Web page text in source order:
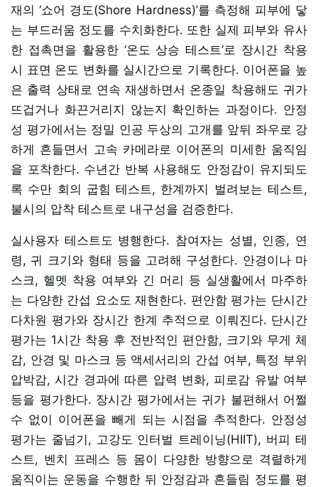
재의 ‘쇼어 경도(Shore Hardness)’를 측정해 피부에 닿
는 부드러움 정도를 수치화한다. 또한 실제 피부와 유사
한 접촉면을 활용한 ‘온도 상승 테스트’로 장시간 착용
시 표면 온도 변화를 실시간으로 기록한다. 이어폰을 높
은 출력 상태로 연속 재생하면서 온종일 착용해도 귀가
뜨겁거나 화끈거리지 않는지 확인하는 과정이다. 안정
성 평가에서는 정밀 인공 두상의 고개를 앞뒤 좌우로 강
하게 흔들면서 고속 카메라로 이어폰의 미세한 움직임
을 포착한다. 수년간 반복 사용해도 안정감이 유지되도
록 수만 회의 굽힘 테스트, 한계까지 벌려보는 테스트,
불시의 압착 테스트로 내구성을 검증한다.
실사용자 테스트도 병행한다. 참여자는 성별, 인종, 연
령, 귀 크기와 형태 등을 고려해 구성한다. 안경이나 마
스크, 헬멧 착용 여부와 긴 머리 등 실생활에서 마주하
는 다양한 간섭 요소도 재현한다. 편안함 평가는 단시간
다차원 평가와 장시간 한계 추적으로 이뤄진다. 단시간
평가는 1시간 착용 후 전반적인 편안함, 크기와 무게 체
감, 안경 및 마스크 등 액세서리의 간섭 여부, 특정 부위
압박감, 시간 경과에 따른 압력 변화, 피로감 유발 여부
등을 평가한다. 장시간 평가에서는 귀가 불편해서 어쩔
수 없이 이어폰을 빼게 되는 시점을 추적한다. 안정성
평가는 줄넘기, 고강도 인터벌 트레이닝(HIIT), 버피 테
스트, 벤치 프레스 등 몸이 다양한 방향으로 격렬하게
움직이는 운동을 수행한 뒤 안정감과 흔들림 정도를 평